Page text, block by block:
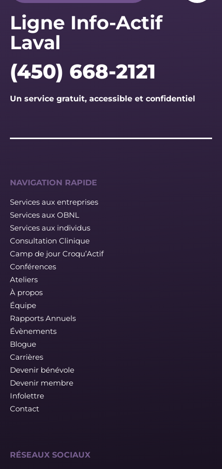
Ligne Info-Actif
Laval
(450) 668-2121
Un service gratuit, accessible et confidentiel
NAVIGATION RAPIDE
Services aux entreprises
Services aux OBNL
Services aux individus
Consultation Clinique
Camp de jour Croqu’Actif
Conférences
Ateliers
À propos
Équipe
Rapports Annuels
Évènements
Blogue
Carrières
Devenir bénévole
Devenir membre
Infolettre
Contact
RÉSEAUX SOCIAUX